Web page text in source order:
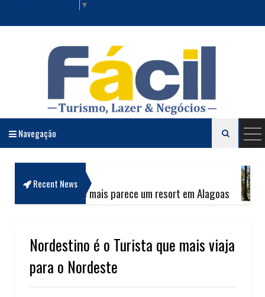
▼
Navegação 
Recent News
mais parece um resort em Alagoas
CARROS & CIA
Nossa 4ª
Nordestino é o Turista que mais viaja
para o Nordeste